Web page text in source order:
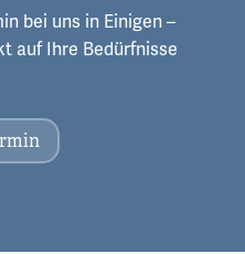
bei uns in Einigen –
auf Ihre Bedürfnisse